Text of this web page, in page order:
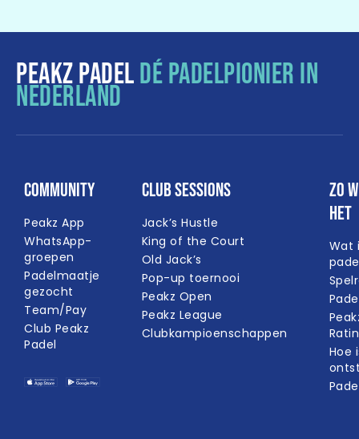
PEAKZ PADELDÉ PADELPIONIER IN
NEDERLAND
Community
Peakz App
WhatsApp-
groepen
Padelmaatje
gezocht
Team/Pay
Club Peakz
Padel
Club Sessions
Jack’s Hustle
King of the Court
Old Jack’s
Pop-up toernooi
Peakz Open
Peakz League
Clubkampioenschappen
Zo
het
Wat
Hoe